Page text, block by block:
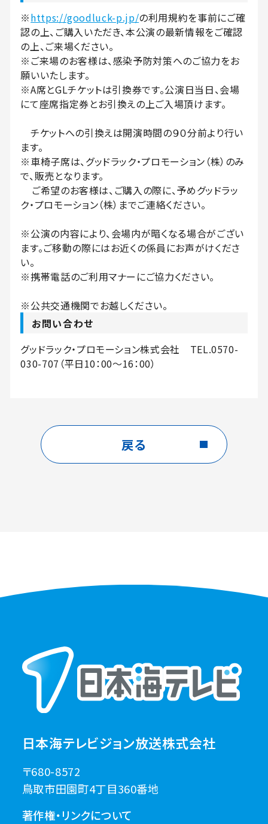
※https://goodluck-p.jp/の利用規約を事前にご確
認の上、ご購入いただき、本公演の最新情報をご確認
の上、ご来場ください。
※ご来場のお客様は、感染予防対策へのご協力をお
願いいたします。
※A席とGLチケットは引換券です。公演日当日、会場
にて座席指定券とお引換えの上ご入場頂けます。
チケットへの引換えは開演時間の９０分前より行い
ます。
※車椅子席は、グッドラック・プロモーション（株）のみ
で、販売となります。
ご希望のお客様は、ご購入の際に、予めグッドラッ
ク・プロモーション（株）までご連絡ください。
※公演の内容により、会場内が暗くなる場合がござい
ます。ご移動の際にはお近くの係員にお声がけくださ
い。
※携帯電話のご利用マナーにご協力ください。
※公共交通機関でお越しください。
お問い合わせ
グッドラック・プロモーション株式会社 TEL.0570-
030-707（平日10：00～16：00）
戻る
日本海テレビジョン放送株式会社
〒680-8572
鳥取市田園町4丁目360番地
著作権・リンクについて